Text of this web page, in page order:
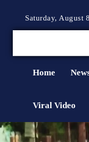
Saturday, August
Home
Viral Video